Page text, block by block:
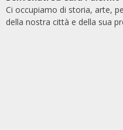
Ci occupiamo di storia, arte,
della nostra città e della sua